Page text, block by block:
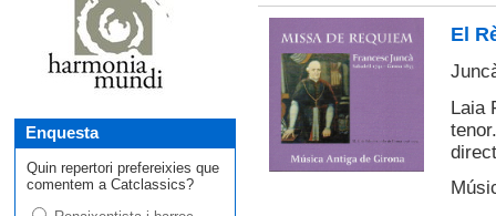
Enquesta
Quin repertori prefereixies que
comentem a Catclassics?
El
Laia